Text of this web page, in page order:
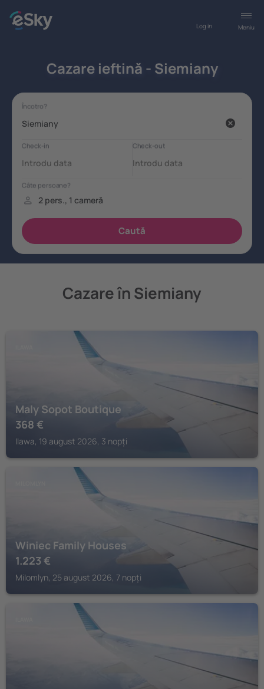
Meniu
Log in
Cazare ieftină - Siemiany
Cazare în Siemiany
Maly Sopot Boutique
368 €
Ilawa, 19 august 2026, 3 nopți
Winiec Family Houses
1.223 €
Milomlyn, 25 august 2026, 7 nopți